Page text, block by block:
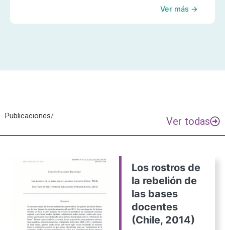
Ver más →
Publicaciones/ Ver todas
Los rostros de
la rebelión de
las bases
docentes
(Chile, 2014)